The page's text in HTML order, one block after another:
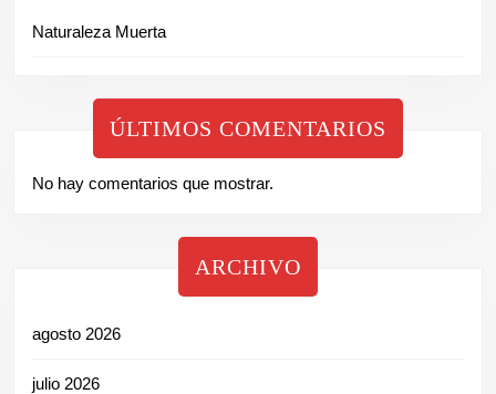
Naturaleza Muerta
ÚLTIMOS COMENTARIOS
No hay comentarios que mostrar.
ARCHIVO
agosto 2026
julio 2026